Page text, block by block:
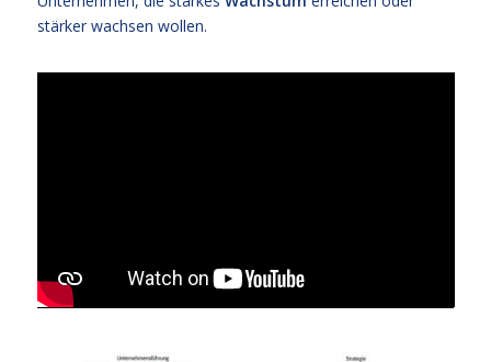
stärker wachsen wollen.